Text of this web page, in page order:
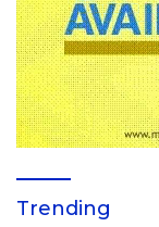
Trending